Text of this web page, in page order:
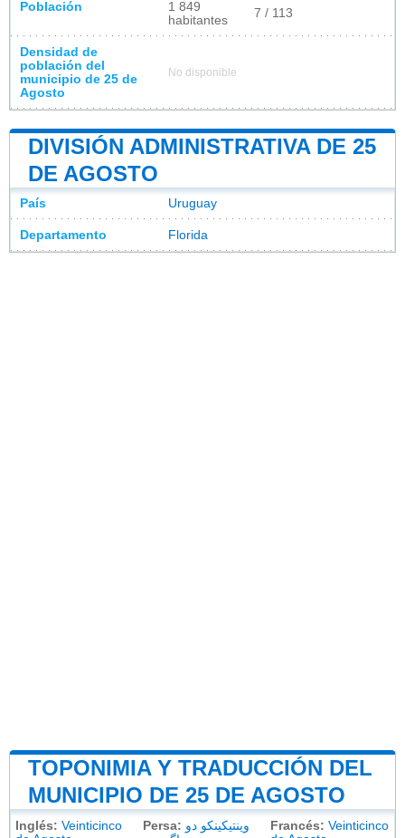
Población
1 849
habitantes
7 / 113
Densidad de
población del
municipio de 25 de
Agosto
No disponible
DIVISIÓN ADMINISTRATIVA DE 25
DE AGOSTO
País Uruguay
Departamento Florida
TOPONIMIA Y TRADUCCIÓN DEL
MUNICIPIO DE 25 DE AGOSTO
Inglés: Veinticinco
Persa: وینتیکینکو دو
Francés: Veinticinco